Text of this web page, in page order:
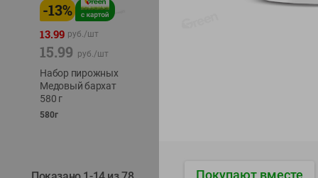
-13%
13.99 руб./шт
15.99 руб./шт
Набор пирожных
Медовый бархат
580 г
580г
-24%
Покупают вместе